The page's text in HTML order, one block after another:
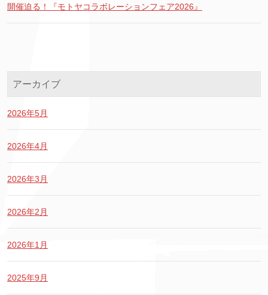
開催迫る！『モトヤコラボレーションフェア2026』
アーカイブ
2026年5月
2026年4月
2026年3月
2026年2月
2026年1月
2025年9月